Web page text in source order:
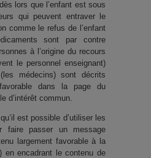
lors que l’enfant est sous
qui peuvent entraver le
comme le refus de l’enfant
sont par contre
à l’origine du recours
le personnel enseignant)
médecins) sont décrits
dans la page du
d’intérêt commun.
est possible d’utiliser les
faire passer un message
largement favorable à la
en encadrant le contenu de